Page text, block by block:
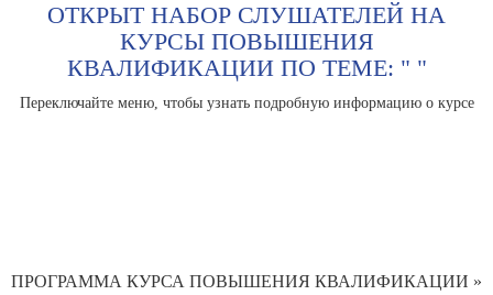
ОТКРЫТ НАБОР СЛУШАТЕЛЕЙ НА
КУРСЫ ПОВЫШЕНИЯ
КВАЛИФИКАЦИИ ПО ТЕМЕ: " "
Переключайте меню, чтобы узнать подробную информацию о курсе
ПРОГРАММА КУРСА ПОВЫШЕНИЯ КВАЛИФИКАЦИИ »